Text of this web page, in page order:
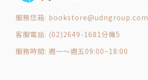
胡桃裡的宇宙
最幸福的事
附錄
服務信箱: bookstore@udngroup.com
客服電話: (02)2649-1681分機5
服務時間: 週一～週五09:00~18:00